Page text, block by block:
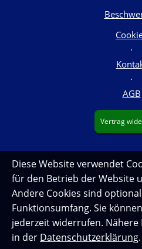
·
·
AGB
Vertrag
Diese Website verwendet
für den Betrieb der Website
Andere Cookies sind
Funktionsumfang. Sie
jederzeit widerrufen.
in der Datenschutzerklärung.